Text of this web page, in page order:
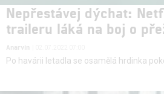
Nepřestávej dýchat:
traileru láká na boj o
Anarvin
Po havárii letadla se osamělá hrdinka